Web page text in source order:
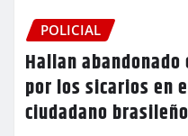
POLICIAL
Hallan
por los sicarios en
ciudadano